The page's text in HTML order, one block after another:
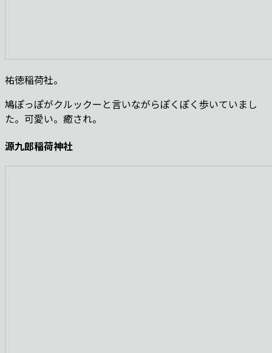
祐徳稲荷社。
鳩ぽっぽがクルックーと言いながらぽくぽく歩いていまし
た。可愛い。癒され。
源九郎稲荷神社